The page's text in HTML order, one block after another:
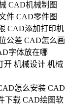
CAD机械制图
件 CAD零件图
CAD添加打印机
公差 CAD怎么画
字体放在哪
开 机械设计 机械
怎么安装 CAD
下载 CAD绘图软